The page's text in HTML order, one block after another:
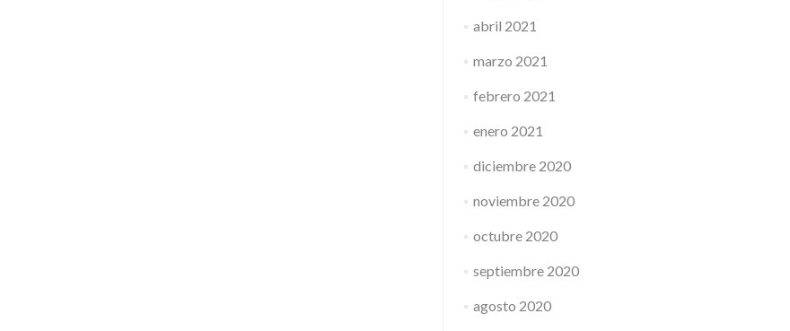
abril 2021
marzo 2021
febrero 2021
enero 2021
diciembre 2020
noviembre 2020
octubre 2020
septiembre 2020
agosto 2020